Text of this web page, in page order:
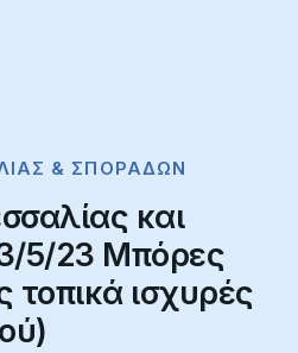
& ΣΠΟΡΆΔΩΝ
και
5/23 Μπόρες
τοπικά ισχυρές